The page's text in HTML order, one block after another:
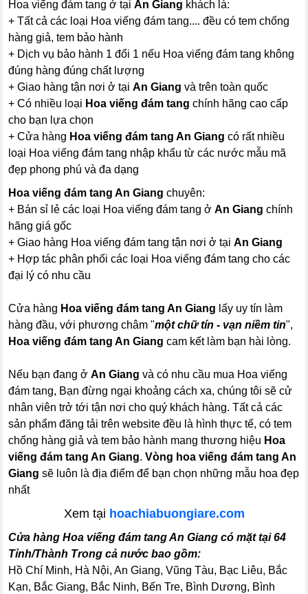
Hoa viếng đám tang ở tạiAn Giang khách là:
+ Tất cả các loại Hoa viếng đám tang.... đều có tem chống
hàng giả, tem bảo hành
+ Dịch vụ bảo hành 1 đổi 1 nếu Hoa viếng đám tang không
đúng hàng đúng chất lượng
+ Giao hàng tận nơi ở tạiAn Giang và trên toàn quốc
+ Có nhiều loại Hoa viếng đám tang chính hãng cao cấp
cho bạn lựa chọn
+ Cửa hàng Hoa viếng đám tang An Giang có rất nhiều
loại Hoa viếng đám tang nhập khẩu từ các nước mẫu mã
đẹp phong phú và đa dạng
Hoa viếng đám tang An Giangchuyên:
+ Bán sỉ lẻ các loại Hoa viếng đám tang ởAn Giang chính
hãng giá gốc
+ Giao hàng Hoa viếng đám tang tận nơi ở tạiAn Giang
+ Hợp tác phân phối các loại Hoa viếng đám tang cho các
đại lý có nhu cầu
Cửa hàng Hoa viếng đám tang An Giang lấy uy tín làm
hàng đầu, với phương châm "một chữ tín - vạn niềm tin",
Hoa viếng đám tang An Giang cam kết làm bạn hài lòng.
Nếu bạn đang ởAn Giang và có nhu cầu mua Hoa viếng
đám tang, Bạn đừng ngại khoảng cách xa, chúng tôi sẽ cử
nhân viên trở tới tận nơi cho quý khách hàng. Tất cả các
sản phẩm đăng tải trên website đều là hình thực tế, có tem
chống hàng giả và tem bảo hành mang thương hiệu Hoa
viếng đám tang An Giang.Vòng hoa viếng đám tang An
Giang sẽ luôn là địa điểm để bạn chọn những mẫu hoa đẹp
nhất
Xem tại hoachiabuongiare.com
Cửa hàng Hoa viếng đám tang An Giang có mặt tại 64
Tỉnh/Thành Trong cả nước bao gồm:
Hồ Chí Minh, Hà Nội, An Giang, Vũng Tàu, Bạc Liêu, Bắc
Kạn, Bắc Giang, Bắc Ninh, Bến Tre, Bình Dương, Bình